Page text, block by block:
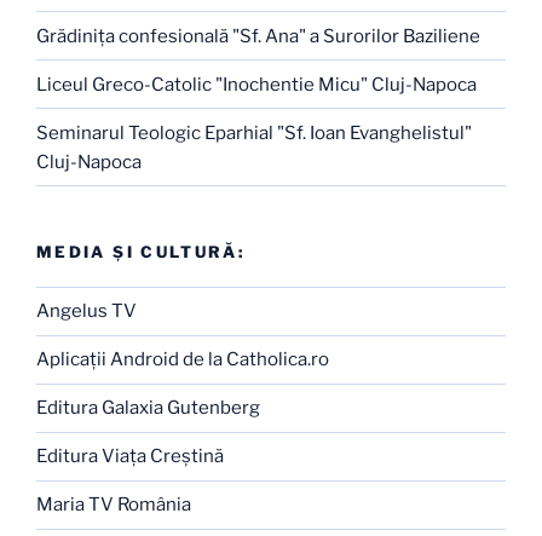
Grădiniţa confesională "Sf. Ana" a Surorilor Baziliene
Liceul Greco-Catolic "Inochentie Micu" Cluj-Napoca
Seminarul Teologic Eparhial "Sf. Ioan Evanghelistul"
Cluj-Napoca
MEDIA ŞI CULTURĂ:
Angelus TV
Aplicaţii Android de la Catholica.ro
Editura Galaxia Gutenberg
Editura Viaţa Creştină
Maria TV România